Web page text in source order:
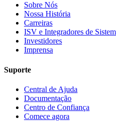
Sobre Nós
Nossa História
Carreiras
ISV e Integradores de
Investidores
Imprensa
Suporte
Central de Ajuda
Documentação
Centro de Confiança
Comece agora